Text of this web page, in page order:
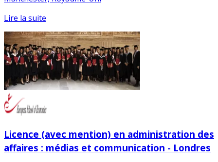
Lire la suite
Licence (avec mention) en administration des
affaires : médias et communication - Londres